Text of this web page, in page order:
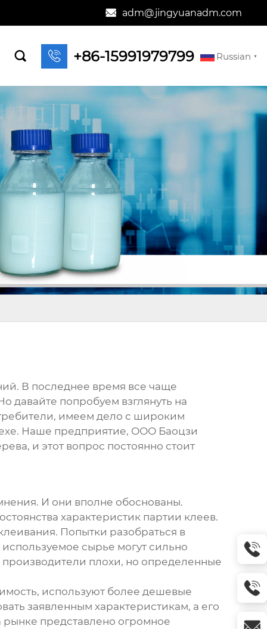
 adm@jingyuanadm.com
  +86-15991979799 Russian ▼
В последнее время все чаще
давайте попробуем взглянуть на
имеем дело с широким
Наше предприятие, ООО Баоцзи
и этот вопрос постоянно стоит
И они вполне обоснованы.
характеристик партии клеев.
Попытки разобраться в
сырье могут сильно
производители плохи, но определенные
используют более дешевые
заявленным характеристикам, а его
рынке представлено огромное